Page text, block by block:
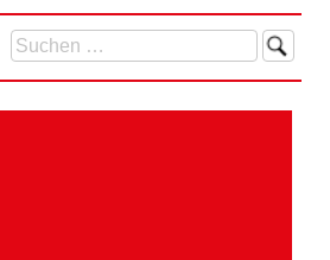
Suchen